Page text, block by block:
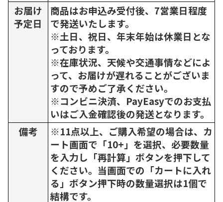
お届け
予定日
商品はお申込み受付後、7営業日程度
で発送いたします。
※土日、祝日、年末年始は休業日とな
っております。
※在庫状況、天候や交通事情などによ
って、お届けが遅れることがございま
すので予めご了承ください。
※コンビニ決済、PayEasyでのお支払
いはご入金確認後の発送となります。
備考
※11点以上、ご購入希望の場合は、カ
ート画面で「10+」を選択、必要数量
を入力し「再計算」ボタンを押下して
ください。当画面での「カートに入れ
る」ボタン押下時の数量選択は1個で
結構です。